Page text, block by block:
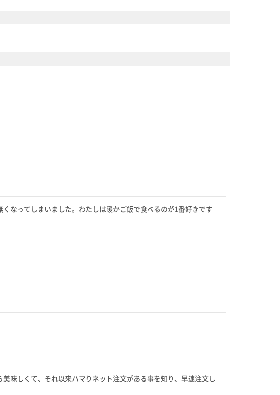
なってしまいました。わたしは暖かご飯で食べるのが1番好きです
味しくて、それ以来ハマりネット注文がある事を知り、早速注文し